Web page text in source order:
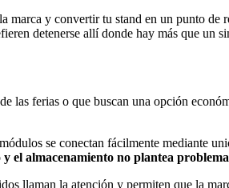
y convertir tu stand en un punto de
detenerse allí donde hay más que un
ferias o que buscan una opción
se conectan fácilmente mediante
el almacenamiento no plantea
llaman la atención y permiten que la